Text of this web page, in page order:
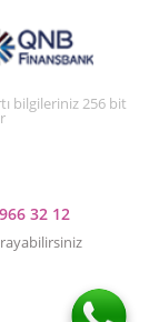
bilgileriniz 256 bit
32 12